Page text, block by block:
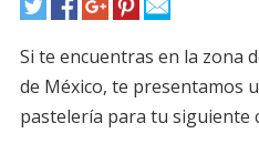
Si te encuentras en la zona
de México, te presentamos
pastelería para tu siguiente